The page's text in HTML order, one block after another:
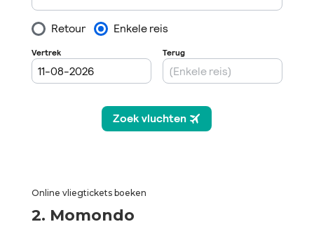
Online vliegtickets boeken
2. Momondo